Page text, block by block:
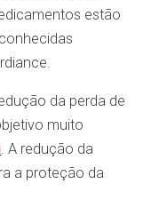
estão
da perda de
muito
. A redução da
a proteção da